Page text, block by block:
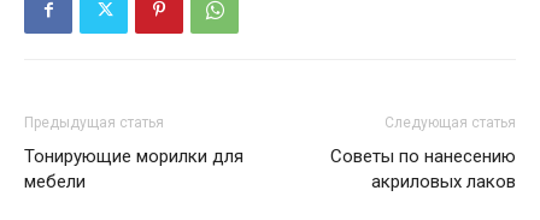
Предыдущая статья
Тонирующие морилки для
мебели
Следующая статья
Советы по нанесению
акриловых лаков